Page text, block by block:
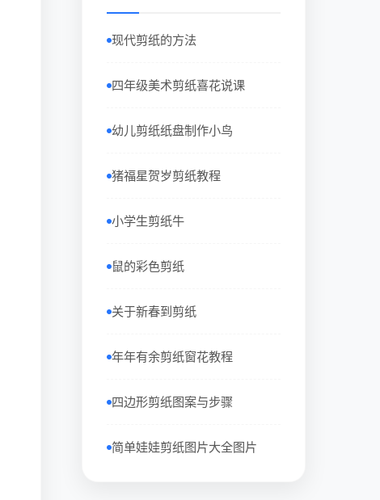
现代剪纸的方法
四年级美术剪纸喜花说课
幼儿剪纸纸盘制作小鸟
猪福星贺岁剪纸教程
小学生剪纸牛
鼠的彩色剪纸
关于新春到剪纸
年年有余剪纸窗花教程
四边形剪纸图案与步骤
简单娃娃剪纸图片大全图片